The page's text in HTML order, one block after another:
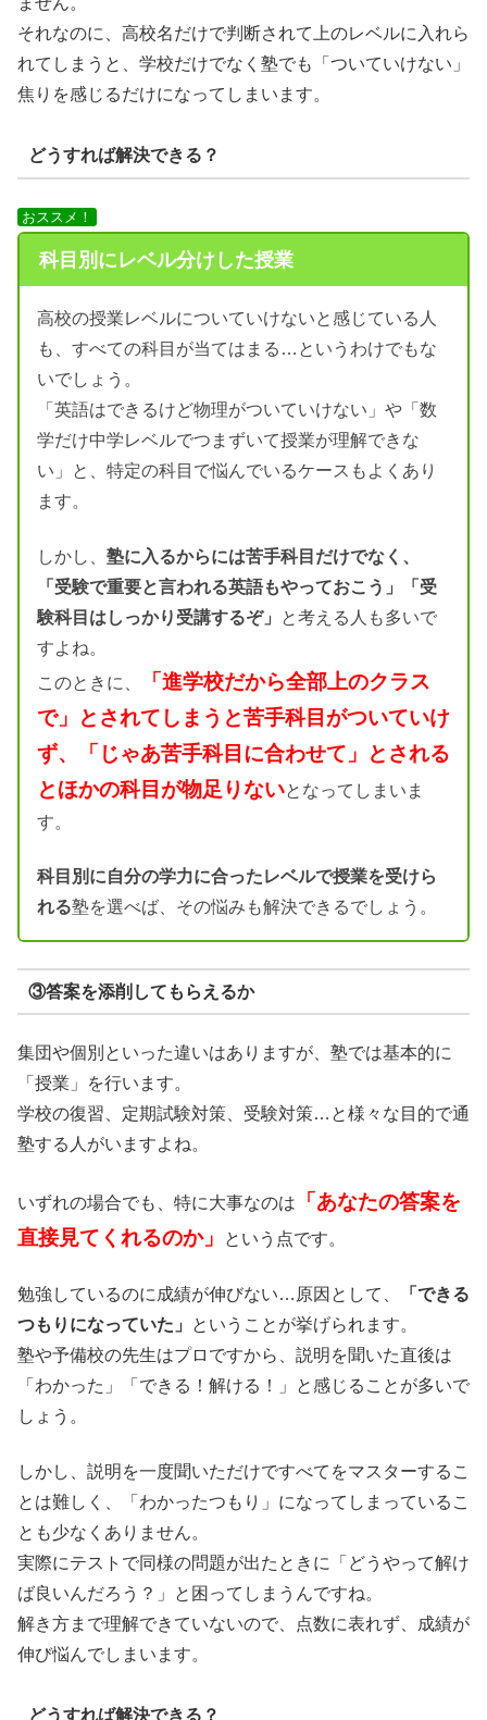
それなのに、高校名だけで判断されて上のレベルに入れら
れてしまうと、学校だけでなく塾でも「ついていけない」
焦りを感じるだけになってしまいます。
どうすれば解決できる？
おススメ！
科目別にレベル分けした授業
高校の授業レベルについていけないと感じている人
も、すべての科目が当てはまる…というわけでもな
いでしょう。
「英語はできるけど物理がついていけない」や「数
学だけ中学レベルでつまずいて授業が理解できな
い」と、特定の科目で悩んでいるケースもよくあり
ます。
しかし、 塾に入るからには苦手科目だけでなく、
「受験で重要と言われる英語もやっておこう」「受
験科目はしっかり受講するぞ」
と考える人も多いで
すよね。
このときに、
「進学校だから全部上のクラス
で」とされてしまうと苦手科目がついていけ
ず、「じゃあ苦手科目に合わせて」とされる
とほかの科目が物足りないとなってしまいま
す。
科目別に自分の学力に合ったレベルで授業を受けら
れる塾を選べば、その悩みも解決できるでしょう。
③答案を添削してもらえるか
集団や個別といった違いはありますが、塾では基本的に
「授業」を行います。
学校の復習、定期試験対策、受験対策…と様々な目的で通
塾する人がいますよね。
いずれの場合でも、特に大事なのは
「あなたの答案を
直接見てくれるのか」
という点です。
勉強しているのに成績が伸びない…原因として、
「できる
つもりになっていた」
ということが挙げられます。
塾や予備校の先生はプロですから、説明を聞いた直後は
「わかった」「できる！解ける！」と感じることが多いで
しょう。
しかし、説明を一度聞いただけですべてをマスターするこ
とは難しく、「わかったつもり」になってしまっているこ
とも少なくありません。
実際にテストで同様の問題が出たときに「どうやって解け
ば良いんだろう？」と困ってしまうんですね。
解き方まで理解できていないので、点数に表れず、成績が
伸び悩んでしまいます。
どうすれば解決できる？